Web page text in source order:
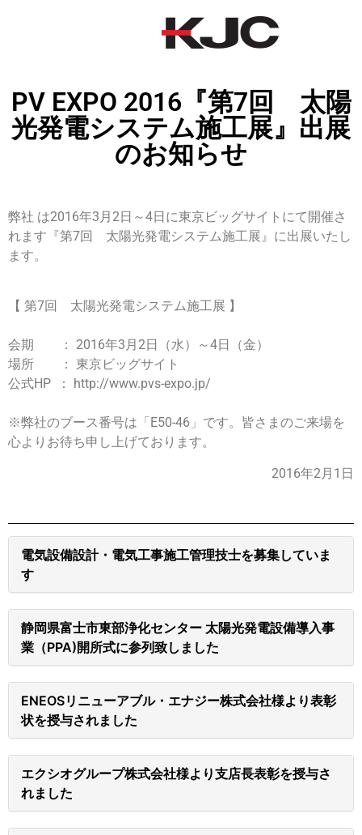
PV EXPO 2016『第7回 太陽
光発電システム施工展』出展
のお知らせ
弊社 は2016年3月2日～4日に東京ビッグサイトにて開催さ
れます 『第7回 太陽光発電システム施工展』に出展いたし
ます。
【 第7回 太陽光発電システム施工展 】
会期 ： 2016年3月2日（水）～4日（金）
場所 ： 東京ビッグサイト
公式HP ： http://www.pvs-expo.jp/
※弊社のブース番号は「E50-46」です。皆さまのご来場を
心よりお待ち申し上げております。
2016年2月1日
電気設備設計・電気工事施工管理技士を募集していま
す
静岡県富士市東部浄化センター 太陽光発電設備導入事
業（PPA)開所式に参列致しました
ENEOSリニューアブル・エナジー株式会社様より表彰
状を授与されました
エクシオグループ株式会社様より支店長表彰を授与さ
れました